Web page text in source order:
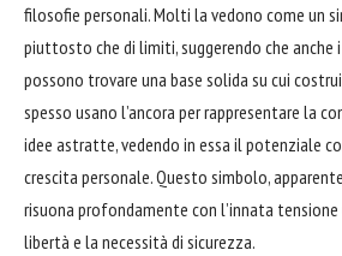
filosofie personali. Molti la vedono come un
piuttosto che di limiti, suggerendo che anche
possono trovare una base solida su cui
spesso usano l’ancora per rappresentare la
idee astratte, vedendo in essa il potenziale
crescita personale. Questo simbolo,
risuona profondamente con l’innata
libertà e la necessità di sicurezza.